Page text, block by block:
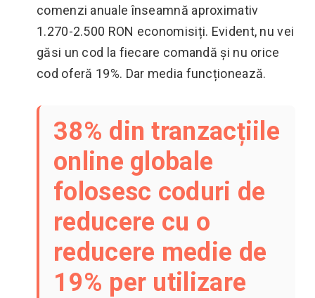
comenzi anuale înseamnă aproximativ
1.270-2.500 RON economisiți. Evident, nu vei
găsi un cod la fiecare comandă și nu orice
cod oferă 19%. Dar media funcționează.
38% din tranzacțiile
online globale
folosesc coduri de
reducere cu o
reducere medie de
19% per utilizare